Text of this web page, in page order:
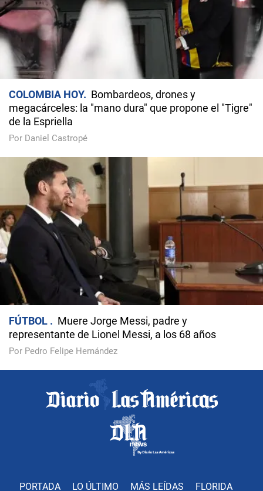
COLOMBIA HOY
Bombardeos, drones y
megacárceles: la "mano dura" que propone el "Tigre"
de la Espriella
Por Daniel Castropé
FÚTBOL
Muere Jorge Messi, padre y
representante de Lionel Messi, a los 68 años
Por Pedro Felipe Hernández
PORTADA LO ÚLTIMO MÁS LEÍDAS FLORIDA